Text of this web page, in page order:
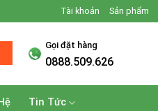
Tài khoản Sản phẩm
Gọi đặt hàng
0888.509.626
Tin Tức